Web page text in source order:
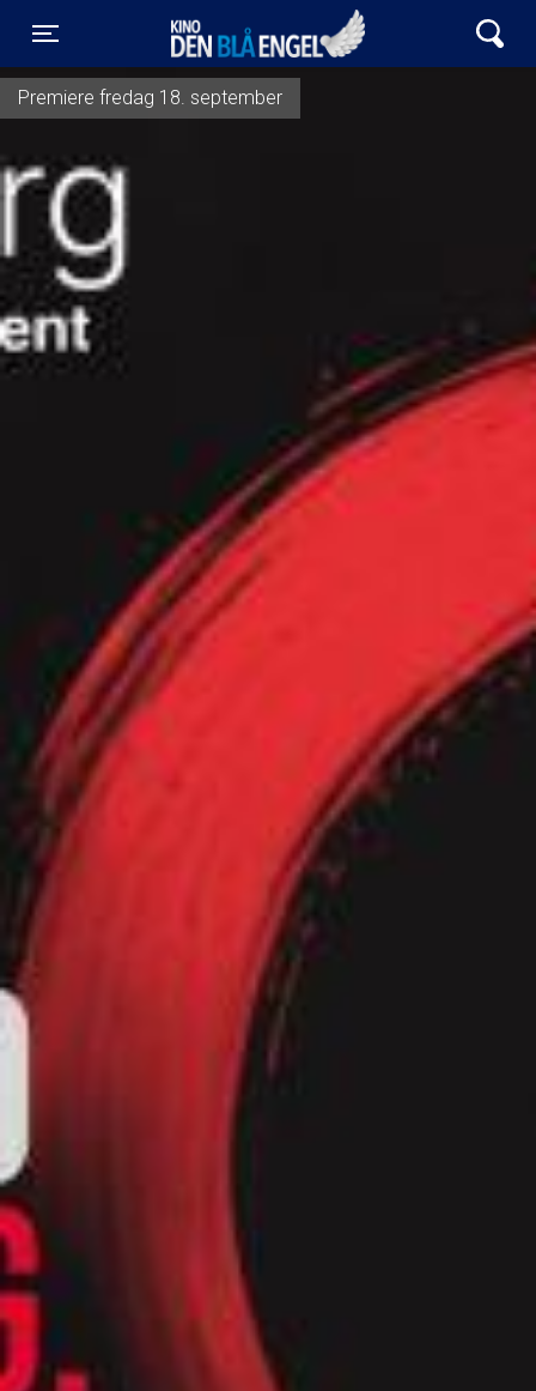
Toggle navigation
Kino Den Blå Engel
Premiere fredag 18. september